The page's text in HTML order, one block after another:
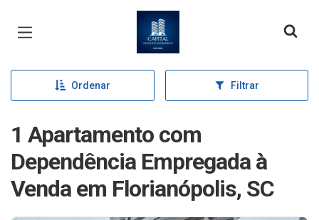
Página inicial
Ordenar Filtrar
1 Apartamento com
Dependência Empregada à
Venda em Florianópolis, SC